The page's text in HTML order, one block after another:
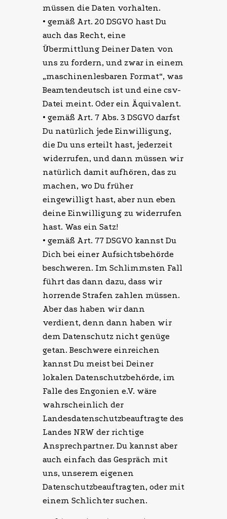
müssen die Daten vorhalten.
• gemäß Art. 20 DSGVO hast Du
auch das Recht, eine
Übermittlung Deiner Daten von
uns zu fordern, und zwar in einem
„maschinenlesbaren Format“, was
Beamtendeutsch ist und eine csv-
Datei meint. Oder ein Äquivalent.
• gemäß Art. 7 Abs. 3 DSGVO darfst
Du natürlich jede Einwilligung,
die Du uns erteilt hast, jederzeit
widerrufen, und dann müssen wir
natürlich damit aufhören, das zu
machen, wo Du früher
eingewilligt hast, aber nun eben
deine Einwilligung zu widerrufen
hast. Was ein Satz!
• gemäß Art. 77 DSGVO kannst Du
Dich bei einer Aufsichtsbehörde
beschweren. Im Schlimmsten Fall
führt das dann dazu, dass wir
horrende Strafen zahlen müssen.
Aber das haben wir dann
verdient, denn dann haben wir
dem Datenschutz nicht genüge
getan. Beschwere einreichen
kannst Du meist bei Deiner
lokalen Datenschutzbehörde, im
Falle des Engonien e.V. wäre
wahrscheinlich der
Landesdatenschutzbeauftragte des
Landes NRW der richtige
Ansprechpartner. Du kannst aber
auch einfach das Gespräch mit
uns, unserem eigenen
Datenschutzbeauftragten, oder mit
einem Schlichter suchen.